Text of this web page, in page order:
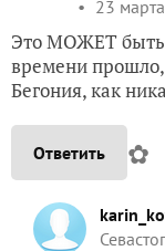
23
Это МОЖЕТ быть.
времени прошло,
Бегония, как
Ответить ✿